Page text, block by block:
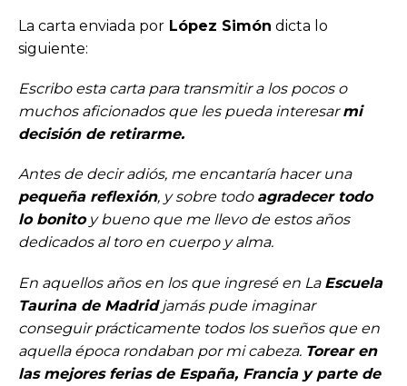
La carta enviada por López Simón dicta lo
siguiente:
Escribo esta carta para transmitir a los pocos o
muchos aficionados que les pueda interesarmi
decisión de retirarme.
Antes de decir adiós, me encantaría hacer una
pequeña reflexión, y sobre todo agradecer todo
lo bonitoy bueno que me llevo de estos años
dedicados al toro en cuerpo y alma.
En aquellos años en los que ingresé en La Escuela
Taurina de Madridjamás pude imaginar
conseguir prácticamente todos los sueños que en
aquella época rondaban por mi cabeza. Torear en
las mejores ferias de España, Francia y parte de